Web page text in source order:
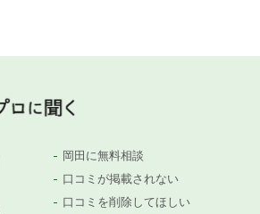
岡田に無料相談
口コミが掲載されない
口コミを削除してほしい